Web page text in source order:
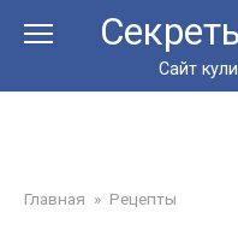
Сайт
Главная » Рецепты